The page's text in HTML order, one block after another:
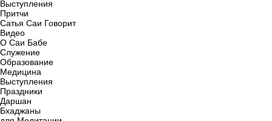
Выступления
Притчи
Сатья Саи Говорит
Видео
О Саи Бабе
Служение
Образование
Медицина
Выступления
Праздники
Даршан
Бхаджаны